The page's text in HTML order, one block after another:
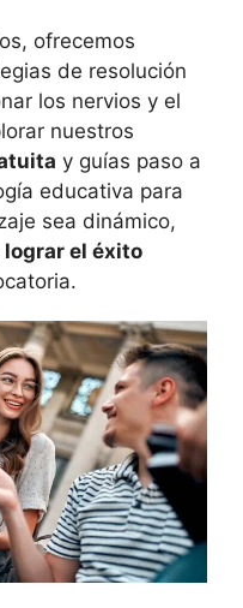
ofrecemos
de resolución
los nervios y el
nuestros
y guías paso a
educativa para
sea dinámico,
lograr el éxito